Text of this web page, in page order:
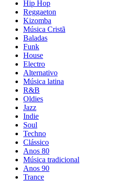
Hip Hop
Reggaeton
Kizomba
Música Cristã
Baladas
Funk
House
Electro
Alternativo
Música latina
R&B
Oldies
Jazz
Indie
Soul
Techno
Clássico
Anos 80
Música tradicional
Anos 90
Trance